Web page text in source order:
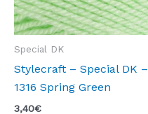
Special DK
Stylecraft – Special DK –
1316 Spring Green
3,40€